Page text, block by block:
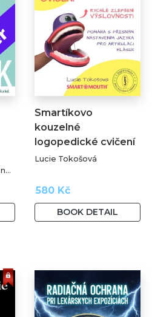
Smartíkovo
kouzelné
logopedické cvičení
Lucie Tokošová
580 Kč
BOOK DETAIL